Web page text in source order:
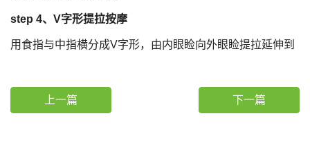
step 4、V字形提拉按摩
用食指与中指横分成V字形，由内眼睑向外眼睑提拉延伸到
上一篇 下一篇